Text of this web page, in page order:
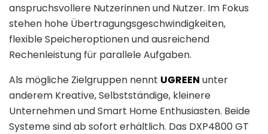
anspruchsvollere Nutzerinnen und Nutzer. Im Fokus
stehen hohe Übertragungsgeschwindigkeiten,
flexible Speicheroptionen und ausreichend
Rechenleistung für parallele Aufgaben.
Als mögliche Zielgruppen nennt UGREEN unter
anderem Kreative, Selbstständige, kleinere
Unternehmen und Smart Home Enthusiasten. Beide
Systeme sind ab sofort erhältlich. Das DXP4800 GT